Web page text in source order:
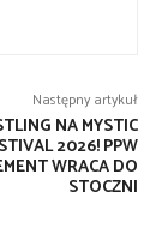
Następny artykuł
NA MYSTIC
2026! PPW
WRACA DO
STOCZNI